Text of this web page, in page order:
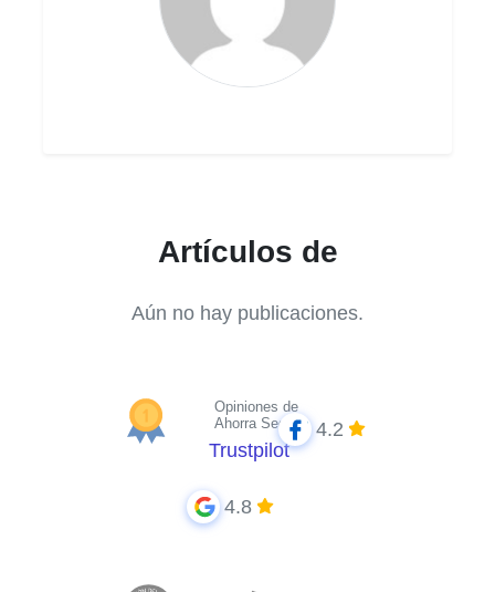
Artículos de
Aún no hay publicaciones.
Opiniones de
Ahorra Seguros
Trustpilot
4.2
4.8